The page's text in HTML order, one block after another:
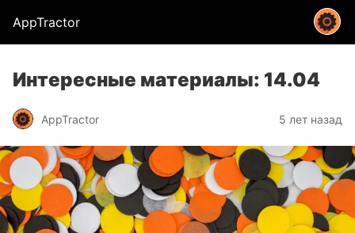
AppTractor
Интересные материалы: 14.04
AppTractor 5 лет назад